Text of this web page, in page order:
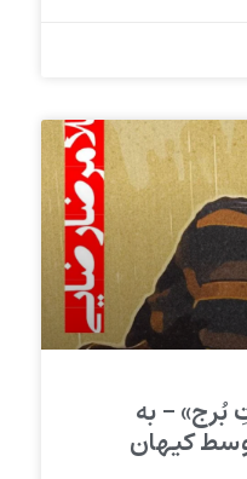
بُرج» – به
کیهان